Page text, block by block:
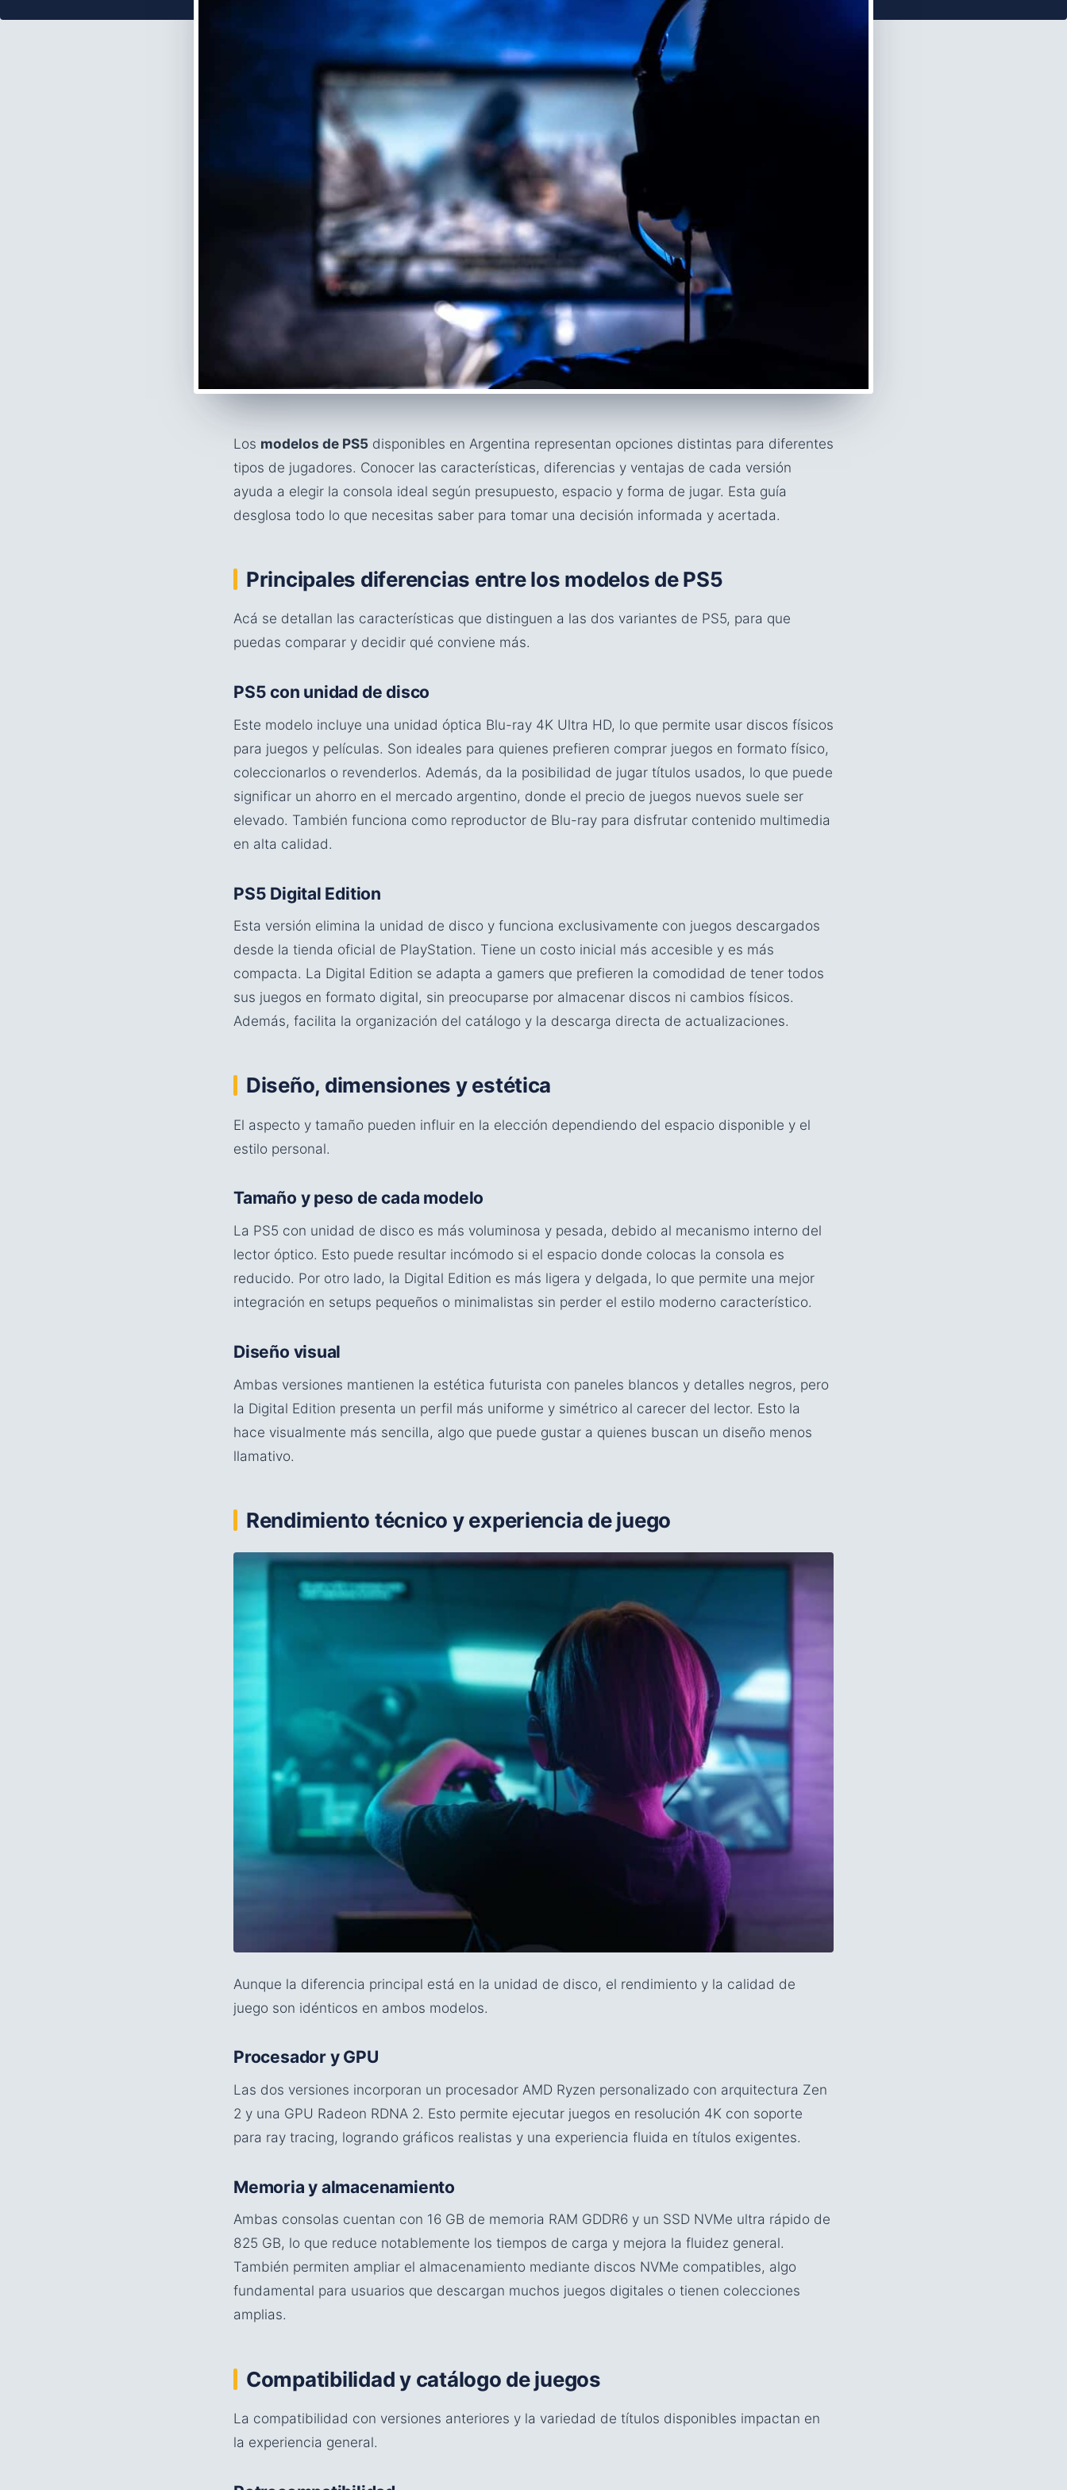
Los modelos de PS5 disponibles en Argentina representan opciones distintas para diferentes
tipos de jugadores. Conocer las características, diferencias y ventajas de cada versión
ayuda a elegir la consola ideal según presupuesto, espacio y forma de jugar. Esta guía
desglosa todo lo que necesitas saber para tomar una decisión informada y acertada.
Principales diferencias entre los modelos de PS5
Acá se detallan las características que distinguen a las dos variantes de PS5, para que
puedas comparar y decidir qué conviene más.
PS5 con unidad de disco
Este modelo incluye una unidad óptica Blu-ray 4K Ultra HD, lo que permite usar discos físicos
para juegos y películas. Son ideales para quienes prefieren comprar juegos en formato físico,
coleccionarlos o revenderlos. Además, da la posibilidad de jugar títulos usados, lo que puede
significar un ahorro en el mercado argentino, donde el precio de juegos nuevos suele ser
elevado. También funciona como reproductor de Blu-ray para disfrutar contenido multimedia
en alta calidad.
PS5 Digital Edition
Esta versión elimina la unidad de disco y funciona exclusivamente con juegos descargados
desde la tienda oficial de PlayStation. Tiene un costo inicial más accesible y es más
compacta. La Digital Edition se adapta a gamers que prefieren la comodidad de tener todos
sus juegos en formato digital, sin preocuparse por almacenar discos ni cambios físicos.
Además, facilita la organización del catálogo y la descarga directa de actualizaciones.
Diseño, dimensiones y estética
El aspecto y tamaño pueden influir en la elección dependiendo del espacio disponible y el
estilo personal.
Tamaño y peso de cada modelo
La PS5 con unidad de disco es más voluminosa y pesada, debido al mecanismo interno del
lector óptico. Esto puede resultar incómodo si el espacio donde colocas la consola es
reducido. Por otro lado, la Digital Edition es más ligera y delgada, lo que permite una mejor
integración en setups pequeños o minimalistas sin perder el estilo moderno característico.
Diseño visual
Ambas versiones mantienen la estética futurista con paneles blancos y detalles negros, pero
la Digital Edition presenta un perfil más uniforme y simétrico al carecer del lector. Esto la
hace visualmente más sencilla, algo que puede gustar a quienes buscan un diseño menos
llamativo.
Rendimiento técnico y experiencia de juego
Aunque la diferencia principal está en la unidad de disco, el rendimiento y la calidad de
juego son idénticos en ambos modelos.
Procesador y GPU
Las dos versiones incorporan un procesador AMD Ryzen personalizado con arquitectura Zen
2 y una GPU Radeon RDNA 2. Esto permite ejecutar juegos en resolución 4K con soporte
para ray tracing, logrando gráficos realistas y una experiencia fluida en títulos exigentes.
Memoria y almacenamiento
Ambas consolas cuentan con 16 GB de memoria RAM GDDR6 y un SSD NVMe ultra rápido de
825 GB, lo que reduce notablemente los tiempos de carga y mejora la fluidez general.
También permiten ampliar el almacenamiento mediante discos NVMe compatibles, algo
fundamental para usuarios que descargan muchos juegos digitales o tienen colecciones
amplias.
Compatibilidad y catálogo de juegos
La compatibilidad con versiones anteriores y la variedad de títulos disponibles impactan en
la experiencia general.